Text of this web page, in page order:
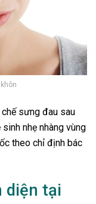
sưng đau sau
nhẹ nhàng vùng
theo chỉ định bác
diện tại